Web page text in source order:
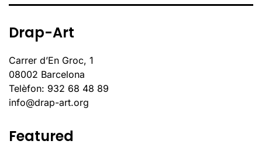
Drap-Art
Carrer d’En Groc, 1
08002 Barcelona
Telèfon: 932 68 48 89
info@drap-art.org
Featured